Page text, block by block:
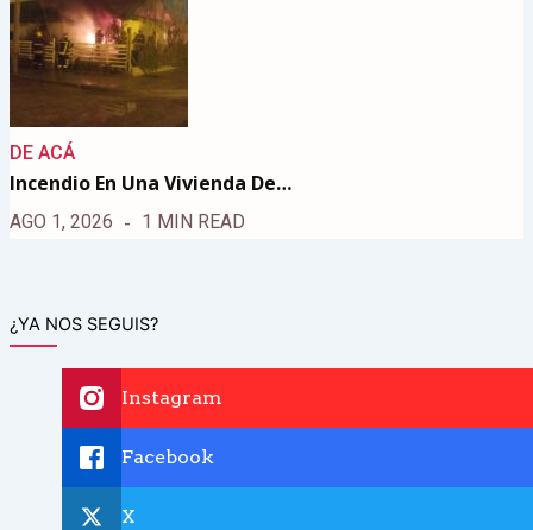
DE ACÁ
Incendio En Una Vivienda De…
AGO 1, 2026 1 MIN READ
¿YA NOS SEGUIS?
Instagram
Facebook
X